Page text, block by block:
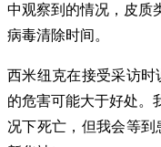
中观察到的情况，皮质
病毒清除时间。
西米纽克在接受采访
的危害可能大于好处。
况下死亡，但我会等到